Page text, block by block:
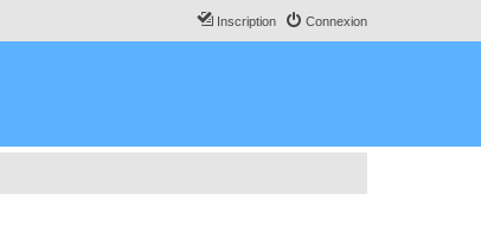
Connexion
Inscription